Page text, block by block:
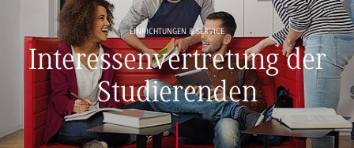
EINRICHTUNGEN & SERVICE
Interessenvertretung der
Studierenden